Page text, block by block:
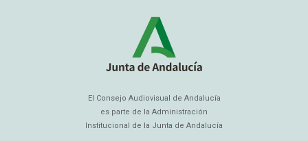
El Consejo Audiovisual de Andalucía
es parte de la Administración
Institucional de la Junta de Andalucía